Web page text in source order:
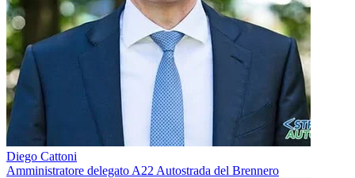
Diego Cattoni
Amministratore delegato A22 Autostrada del Brennero